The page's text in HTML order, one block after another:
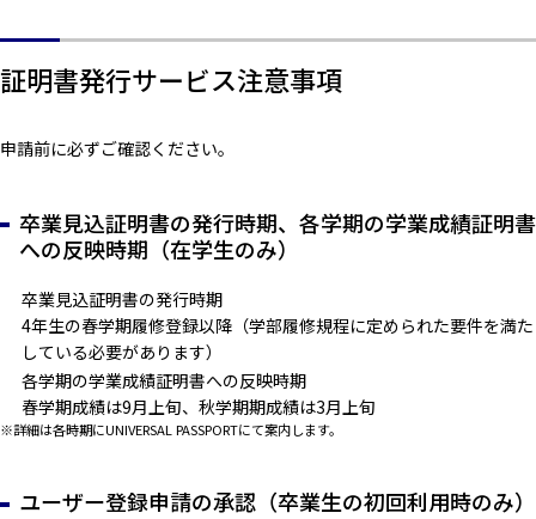
証明書発行サービス注意事項
申請前に必ずご確認ください。
卒業見込証明書の発行時期、各学期の学業成績証明書
への反映時期（在学生のみ）
卒業見込証明書の発行時期
4年生の春学期履修登録以降（学部履修規程に定められた要件を満た
している必要があります）
各学期の学業成績証明書への反映時期
春学期成績は9月上旬、秋学期期成績は3月上旬
※詳細は各時期にUNIVERSAL PASSPORTにて案内します。
ユーザー登録申請の承認（卒業生の初回利用時のみ）